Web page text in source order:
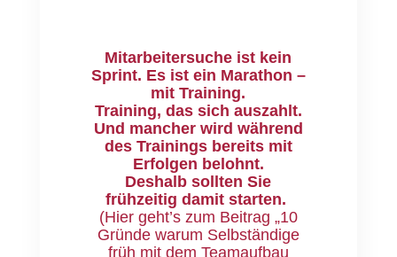
Mitarbeitersuche ist kein
Sprint. Es ist ein Marathon –
mit Training.
Training, das sich auszahlt.
Und mancher wird während
des Trainings bereits mit
Erfolgen belohnt.
Deshalb sollten Sie
frühzeitig damit starten.
(Hier geht’s zum Beitrag „10
Gründe warum Selbständige
früh mit dem Teamaufbau